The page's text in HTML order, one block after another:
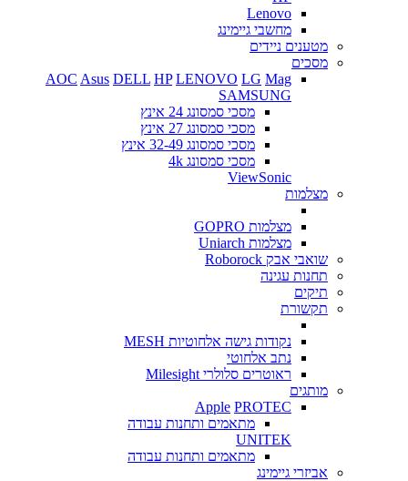
Lenovo
מחשבי גיימינג
מטענים ניידים
מסכים
AOC Asus DELL HP LENOVO LG Mag
SAMSUNG
מסכי סמסונג 24 אינץ
מסכי סמסונג 27 אינץ
מסכי סמסונג 32-49 אינץ
מסכי סמסונג 4k
ViewSonic
מצלמות
מצלמות GOPRO
מצלמות Uniarch
שואבי אבק Roborock
תחנות עגינה
תיקים
תקשורת
נקודות גישה אלחוטיות MESH
נתב אלחוטי
ראוטרים סלולרי Milesight
מותגים
Apple PROTEC
מתאמים ותחנות עבודה
UNITEK
מתאמים ותחנות עבודה
אביזרי גיימינג